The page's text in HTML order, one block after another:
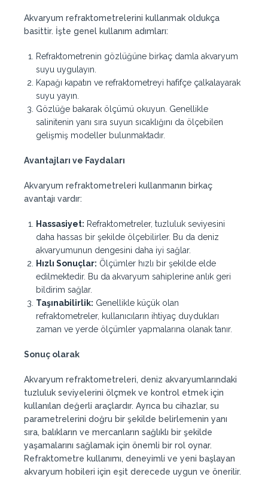
Akvaryum refraktometrelerini kullanmak oldukça
basittir. İşte genel kullanım adımları:
Refraktometrenin gözlüğüne birkaç damla akvaryum
suyu uygulayın.
Kapağı kapatın ve refraktometreyi hafifçe çalkalayarak
suyu yayın.
Gözlüğe bakarak ölçümü okuyun. Genellikle
salinitenin yanı sıra suyun sıcaklığını da ölçebilen
gelişmiş modeller bulunmaktadır.
Avantajları ve Faydaları
Akvaryum refraktometreleri kullanmanın birkaç
avantajı vardır:
Hassasiyet: Refraktometreler, tuzluluk seviyesini
daha hassas bir şekilde ölçebilirler. Bu da deniz
akvaryumunun dengesini daha iyi sağlar.
Hızlı Sonuçlar: Ölçümler hızlı bir şekilde elde
edilmektedir. Bu da akvaryum sahiplerine anlık geri
bildirim sağlar.
Taşınabilirlik: Genellikle küçük olan
refraktometreler, kullanıcıların ihtiyaç duydukları
zaman ve yerde ölçümler yapmalarına olanak tanır.
Sonuç olarak
Akvaryum refraktometreleri, deniz akvaryumlarındaki
tuzluluk seviyelerini ölçmek ve kontrol etmek için
kullanılan değerli araçlardır. Ayrıca bu cihazlar, su
parametrelerini doğru bir şekilde belirlemenin yanı
sıra, balıkların ve mercanların sağlıklı bir şekilde
yaşamalarını sağlamak için önemli bir rol oynar.
Refraktometre kullanımı, deneyimli ve yeni başlayan
akvaryum hobileri için eşit derecede uygun ve önerilir.